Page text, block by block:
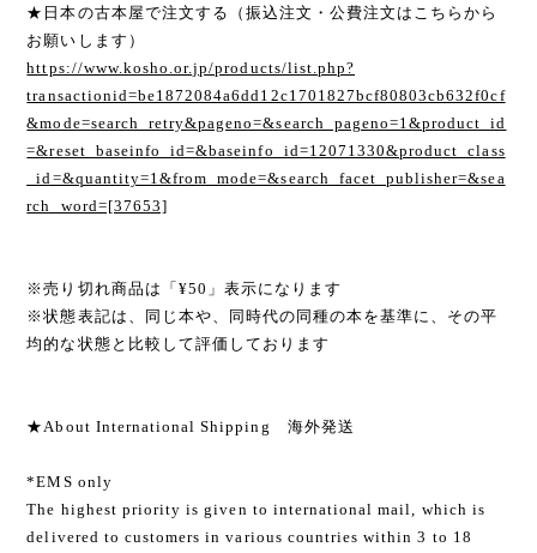
★日本の古本屋で注文する（振込注文・公費注文はこちらから
お願いします）
https://www.kosho.or.jp/products/list.php?
transactionid=be1872084a6dd12c1701827bcf80803cb632f0cf
&mode=search_retry&pageno=&search_pageno=1&product_id
=&reset_baseinfo_id=&baseinfo_id=12071330&product_class
_id=&quantity=1&from_mode=&search_facet_publisher=&sea
rch_word=[37653]
※売り切れ商品は「¥50」表示になります
※状態表記は、同じ本や、同時代の同種の本を基準に、その平
均的な状態と比較して評価しております
★About International Shipping 海外発送
*EMS only
The highest priority is given to international mail, which is
delivered to customers in various countries within 3 to 18